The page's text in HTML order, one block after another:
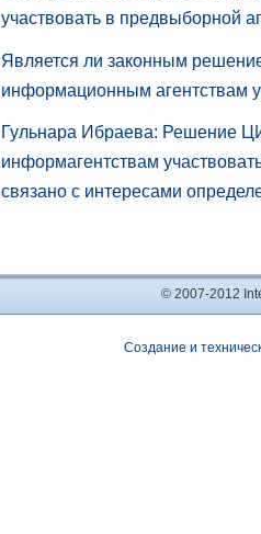
участвовать в предвыборной
Является ли законным
информационным агентствам
Гульнара Ибраева: Решение
информагентствам
связано с интересами
© 2007-2012
Создание и